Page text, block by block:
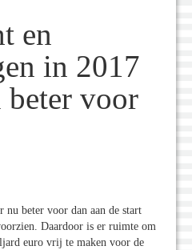
en
in 2017
beter voor
nu beter voor dan aan de start
Daardoor is er ruimte om
euro vrij te maken voor de